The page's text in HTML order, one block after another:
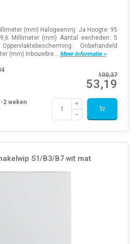
(mm) Halogeenvrij: Ja Hoogte: 95
Millimeter (mm) Aantal eenheden: 5
Onbehandeld
(mm) Inbouwbre... Meer informatie »
100,37
53,19
2 weken
S1/B3/B7 wit mat